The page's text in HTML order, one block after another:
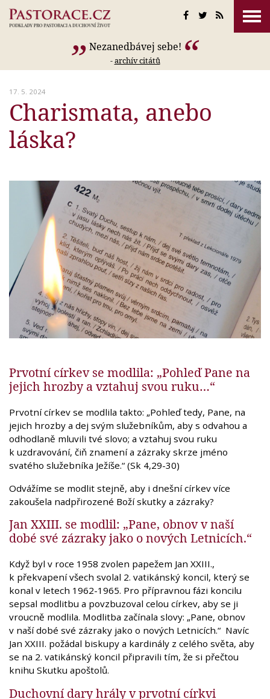
Nezanedbávej sebe!
-archív citátů
17. 5. 2024
Charismata, anebo
láska?
Prvotní církev se modlila: „Pohleď Pane na
jejich hrozby a vztahuj svou ruku…“
Prvotní církev se modlila takto: „Pohleď tedy, Pane, na
jejich hrozby a dej svým služebníkům, aby s odvahou a
odhodlaně mluvili tvé slovo; a vztahuj svou ruku
k uzdravování, čiň znamení a zázraky skrze jméno
svatého služebníka Ježíše.“ (Sk 4,29-30)
Odvážíme se modlit stejně, aby i dnešní církev více
zakoušela nadpřirozené Boží skutky a zázraky?
Jan XXIII. se modlil: „Pane, obnov v naší
dobé své zázraky jako o nových Letnicích.“
Když byl v roce 1958 zvolen papežem Jan XXIII.,
k překvapení všech svolal 2. vatikánský koncil, který se
konal v letech 1962-1965. Pro přípravnou fázi koncilu
sepsal modlitbu a povzbuzoval celou církev, aby se ji
vroucně modlila. Modlitba začínala slovy: „Pane, obnov
v naší dobé své zázraky jako o nových Letnicích.“ Navíc
Jan XXIII. požádal biskupy a kardinály z celého světa, aby
se na 2. vatikánský koncil připravili tím, že si přečtou
knihu Skutku apoštolů.
Duchovní dary hrály v prvotní církvi